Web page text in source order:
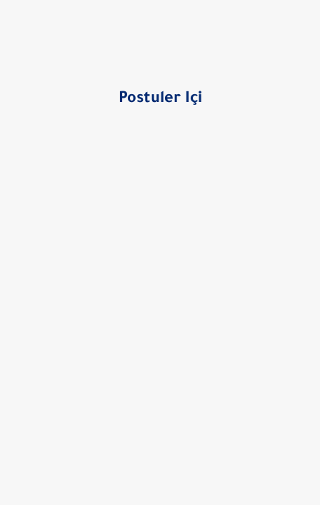
Postuler Içi